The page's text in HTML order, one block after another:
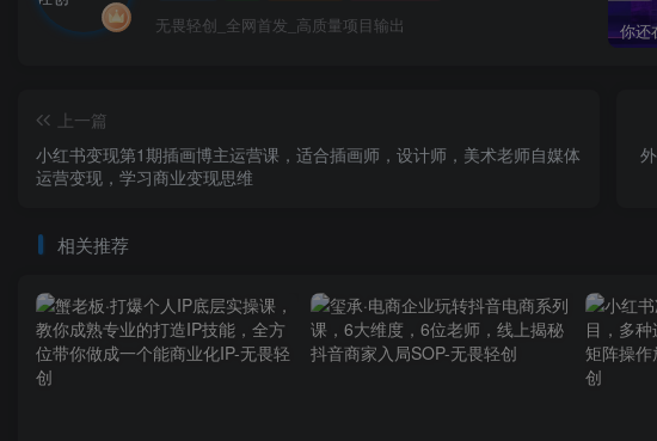
无畏轻创_全网首发_高质量项目输出
上一篇
小红书变现第1期插画博主运营课，适合插画师，设计师，美术老师自媒体
运营变现，学习商业变现思维
相关推荐